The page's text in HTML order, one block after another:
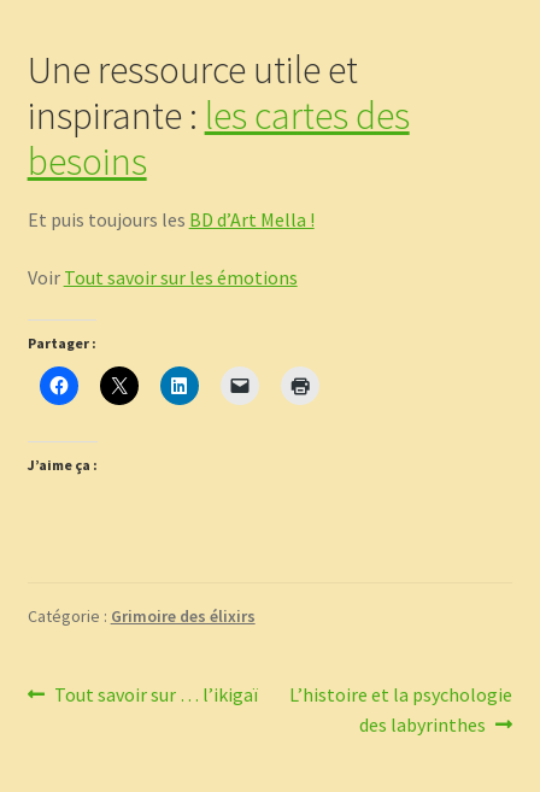
Une ressource utile et
inspirante : les cartes des
besoins
Et puis toujours les BD d’Art Mella !
Voir Tout savoir sur les émotions
Partager :
J’aime ça :
Catégorie : Grimoire des élixirs
Navigation
Article
Tout savoir sur … l’ikigaï
Article
L’histoire et la psychologie
des labyrinthes